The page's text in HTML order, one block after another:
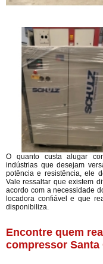
O quanto custa alugar
indústrias que desejam
potência e resistência, ele
Vale ressaltar que existem
acordo com a necessidade
locadora confiável e que
disponibiliza.
Encontre quem
compressor Santa